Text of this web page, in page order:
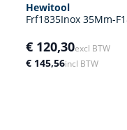
Hewitool
Frf1835Inox 35Mm-
€ 120,30excl BTW
€ 145,56incl BTW